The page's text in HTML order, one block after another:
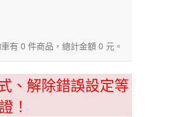
有 0 件商品，總計金額 0 元。
、解除錯誤設定等
！